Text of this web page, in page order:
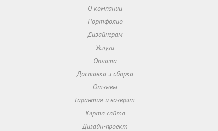
О компании
Портфолио
Дизайнерам
Услуги
Оплата
Доставка и сборка
Отзывы
Гарантия и возврат
Карта сайта
Дизайн-проект